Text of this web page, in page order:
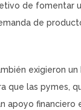
de fomentar
de
exigieron un
que las pymes,
apoyo financiero